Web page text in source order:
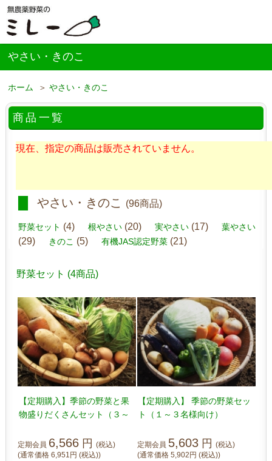
やさい・きのこ
ホーム ＞やさい・きのこ
商品一覧
現在、指定の商品は販売されていません。
やさい・きのこ (96商品)
野菜セット (4) 根やさい (20) 実やさい (17) 葉やさい
(29) きのこ (5) 有機JAS認定野菜 (21)
野菜セット (4商品)
【定期購入】季節の野菜と果
物盛りだくさんセット（３～
定期会員 6,566 円(税込)
(通常価格6,951 円(税込))
【定期購入】 季節の野菜セッ
ト（１～３名様向け）
定期会員 5,603 円 (税込)
(通常価格 5,902円 (税込))